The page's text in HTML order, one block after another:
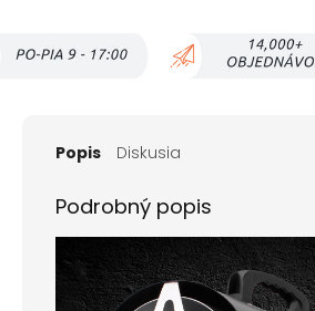
Popis Diskusia
Podrobný popis